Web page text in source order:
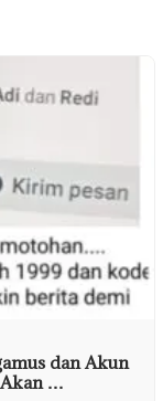
dan Akun
Akan …